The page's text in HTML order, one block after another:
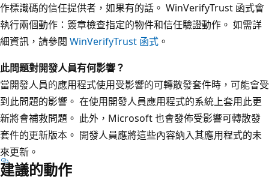
作標識碼的信任提供者，如果有的話。 WinVerifyTrust 函式會
執行兩個動作：簽章檢查指定的物件和信任驗證動作。 如需詳
細資訊，請參閱 WinVerifyTrust 函式 。
此問題對開發人員有何影響？
當開發人員的應用程式使用受影響的可轉散發套件時，可能會受
到此問題的影響。 在使用開發人員應用程式的系統上套用此更
新將會補救問題。 此外，Microsoft 也會發佈受影響可轉散發
套件的更新版本。 開發人員應將這些內容納入其應用程式的未
來更新。
建議的動作